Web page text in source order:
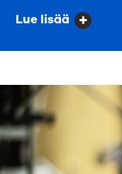
Lue lisää